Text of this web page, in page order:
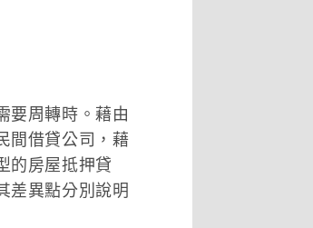
要周轉時。藉由
間借貸公司，藉
的房屋抵押貸
差異點分別說明